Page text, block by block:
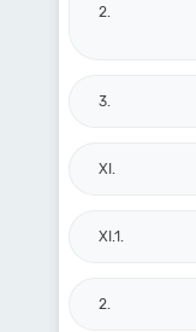
2.
3.
XI.
XI.1.
2.